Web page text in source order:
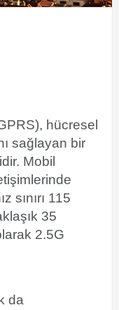
hücresel
sağlayan bir
Mobil
sınırı 115
35
2.5G
da